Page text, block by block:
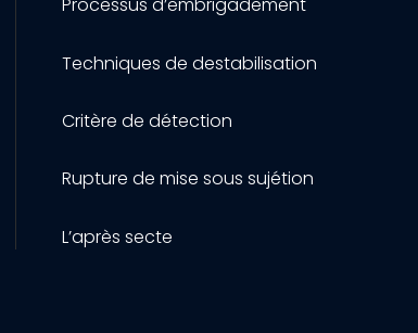
Processus d’embrigadement
Techniques de destabilisation
Critère de détection
Rupture de mise sous sujétion
L’après secte